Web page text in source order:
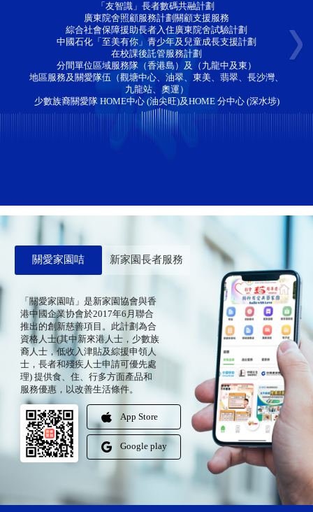
「友智識」長者數碼共融計劃
廣東院舍照顧服務計劃關顧支援服務
綜合社會保障援助長者入住廣東院舍試驗計劃
中國石化「至美有你」青少年及兒童成長支援計劃
在校課後託管服務計劃
分間單位區域服務隊（香港島）及（九龍中及東）
地區服務及關愛隊伍（觀塘中心、油翠、東美、翡翠、長沙灣、
九龍站、奧運）
少數族裔關愛隊 HOME中心 (油尖旺)及HOME 分中心 (深水埗)
關愛家園咭 新家園長者服務
「關愛家園咭」是新家園協會與香
港中國企業协會於2017年6月聯合
推出的創新慈善項目。此計劃為合
資格人士(其中新來港人士，少數族
裔人士，低收入津貼及綜援申領人
士，長者和殘疾人士申請可優先處
理) 提供食、住、行多方面產品和
服務優惠，以改善生活條件。
App Store
Google play